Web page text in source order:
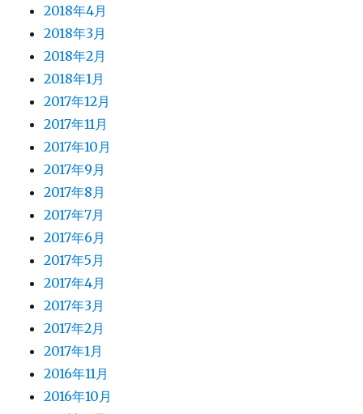
2018年4月
2018年3月
2018年2月
2018年1月
2017年12月
2017年11月
2017年10月
2017年9月
2017年8月
2017年7月
2017年6月
2017年5月
2017年4月
2017年3月
2017年2月
2017年1月
2016年11月
2016年10月